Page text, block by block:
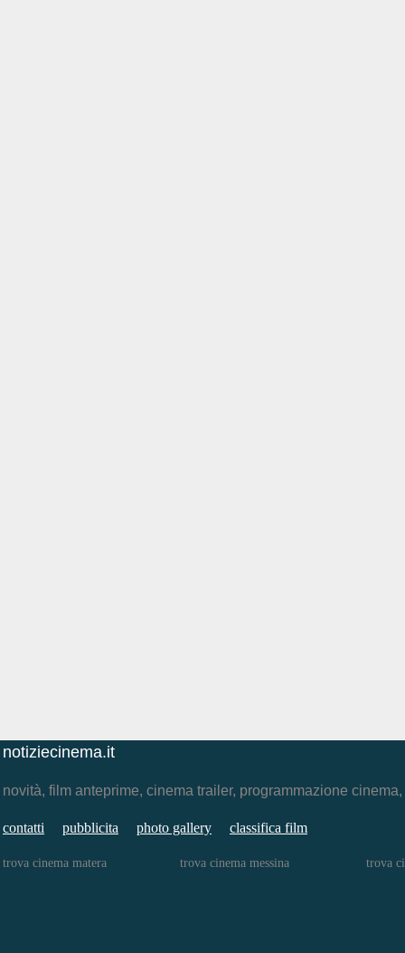
notiziecinema.it
novità, film anteprime, cinema trailer, programmazione
contatti pubblicita photo gallery classifica film
trova cinema matera trova cinema messina trova